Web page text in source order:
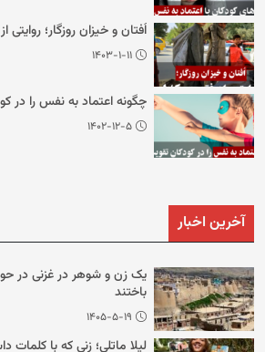
اُفتان و خیزان روزگار؛ روایتی
۱۴۰۳-۱-۱۱
چگونه اعتماد به نفس را در
۱۴۰۲-۱۲-۵
آخرین اخبار
یک زن و شوهر در غزنی در
باختند
۱۴۰۵-۵-۱۹
لیلا ماتلی؛ زنی که با کلمات